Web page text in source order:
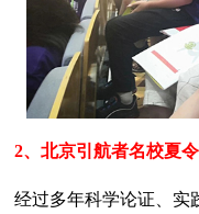
2、北京引航者名校夏
经过多年科学论证、实